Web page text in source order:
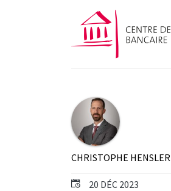
CHRISTOPHE HENSLER
20 DÉC 2023